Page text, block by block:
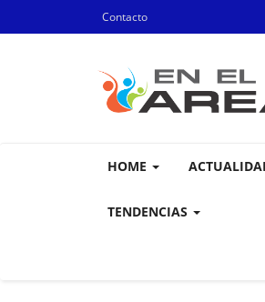
Contacto
HOME
TENDENCIAS